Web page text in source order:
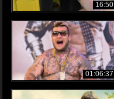
16:50
01:06:37